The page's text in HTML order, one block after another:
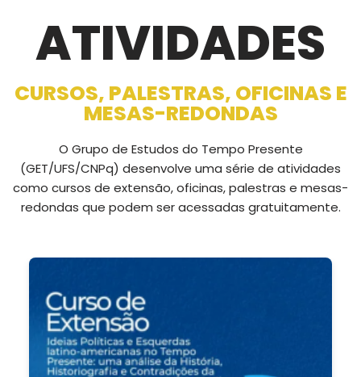
ATIVIDADES
CURSOS, PALESTRAS, OFICINAS E
MESAS-REDONDAS
O Grupo de Estudos do Tempo Presente
(GET/UFS/CNPq) desenvolve uma série de atividades
como cursos de extensão, oficinas, palestras e mesas-
redondas que podem ser acessadas gratuitamente.